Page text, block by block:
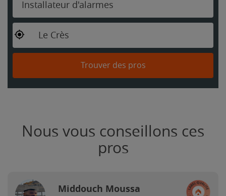
Installateur d'alarmes
Le Crès
Trouver des pros
Nous vous conseillons ces
pros
Middouch Moussa